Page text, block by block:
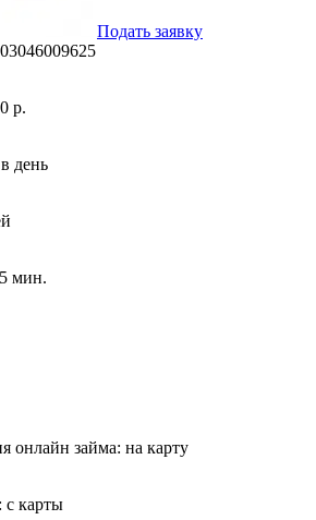
Подать заявку
р.
день
мин.
онлайн займа: на карту
карты